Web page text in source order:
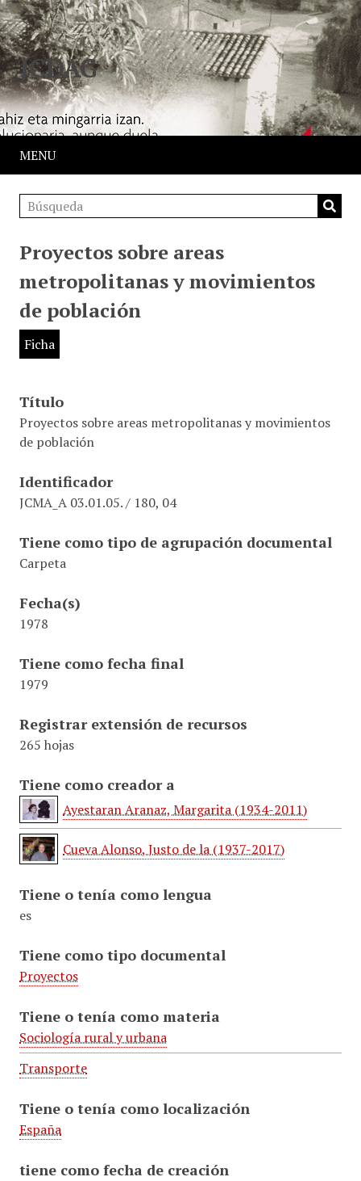
JCDAG
MENU
Proyectos sobre areas
metropolitanas y movimientos
de población
Ficha
Título
Proyectos sobre areas metropolitanas y movimientos
de población
Identificador
JCMA_A 03.01.05. / 180, 04
Tiene como tipo de agrupación documental
Carpeta
Fecha(s)
1978
Tiene como fecha final
1979
Registrar extensión de recursos
265 hojas
Tiene como creador a
Ayestaran Aranaz, Margarita (1934-2011)
Cueva Alonso, Justo de la (1937-2017)
Tiene o tenía como lengua
es
Tiene como tipo documental
Proyectos
Tiene o tenía como materia
Sociología rural y urbana
Transporte
Tiene o tenía como localización
España
tiene como fecha de creación